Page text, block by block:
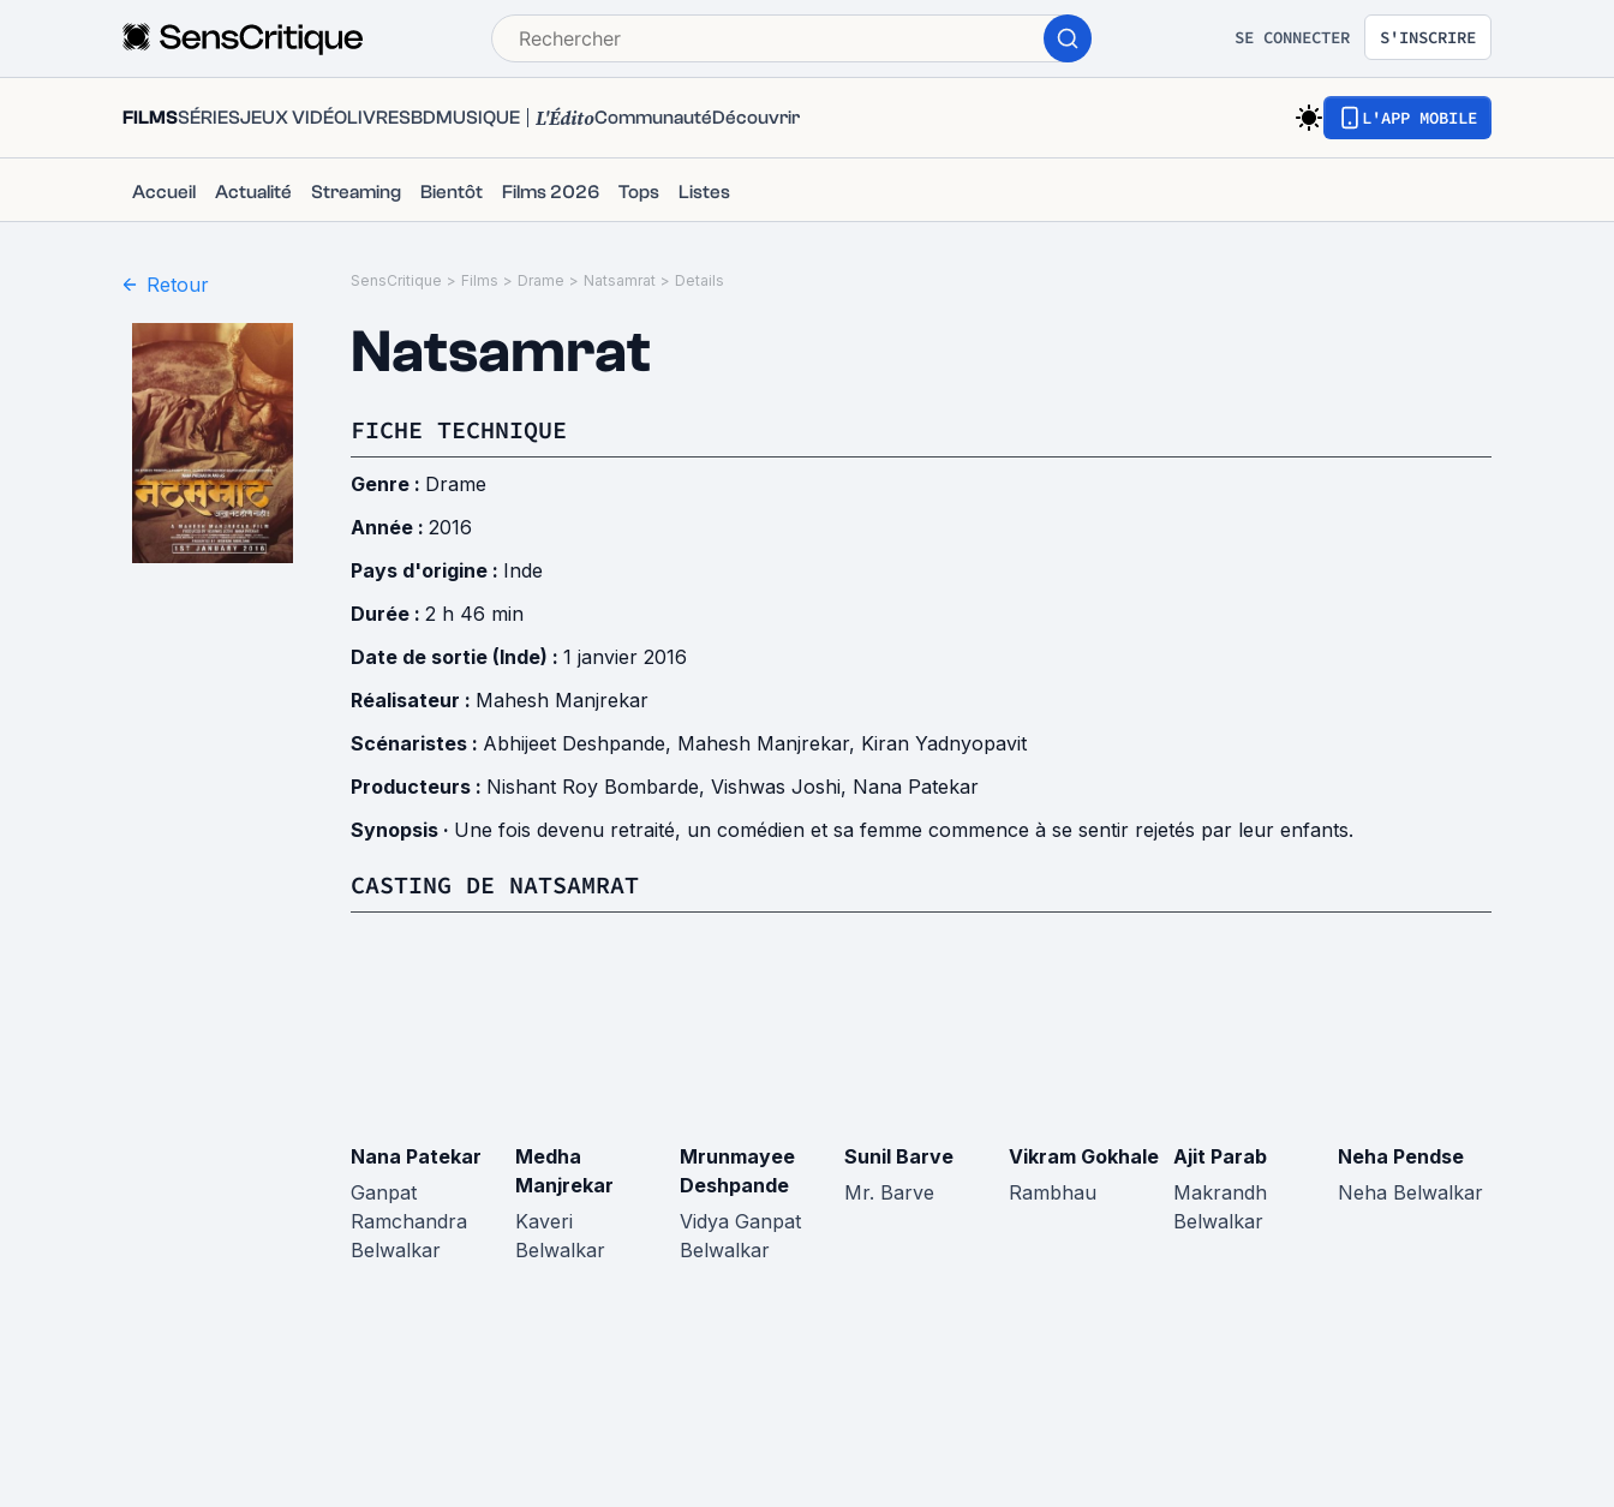
SE CONNECTER S'INSCRIRE
FILMSSÉRIESJEUX VIDÉOLIVRESBDMUSIQUE L'ÉditoCommunautéDécouvrir L'APP MOBILE
Accueil Actualité Streaming Bientôt Films 2026 Tops Listes
Retour SensCritique > Films > Drame > Natsamrat > Details
Natsamrat
FICHE TECHNIQUE
Genre : Drame
Année : 2016
Pays d'origine : Inde
Durée : 2 h 46 min
Date de sortie (Inde) : 1 janvier 2016
Réalisateur : Mahesh Manjrekar
Scénaristes : Abhijeet Deshpande, Mahesh Manjrekar, Kiran Yadnyopavit
Producteurs : Nishant Roy Bombarde, Vishwas Joshi, Nana Patekar
Synopsis · Une fois devenu retraité, un comédien et sa femme commence à se sentir rejetés par leur enfants.
CASTING DE NATSAMRAT
Nana Patekar
Ganpat
Ramchandra
Belwalkar
Medha
Manjrekar
Kaveri
Belwalkar
Mrunmayee
Deshpande
Vidya Ganpat
Belwalkar
Sunil Barve
Mr. Barve
Vikram Gokhale
Rambhau
Ajit Parab
Makrandh
Belwalkar
Neha Pendse
Neha Belwalkar